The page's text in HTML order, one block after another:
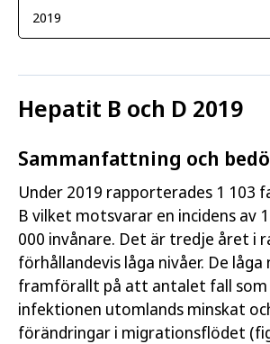
Hepatit B och D 2019
Sammanfattning och
Under 2019 rapporterades 1 103
B vilket motsvarar en incidens av
000 invånare. Det är tredje året i
förhållandevis låga nivåer. De
framförallt på att antalet fall
infektionen utomlands minskat
förändringar i migrationsflödet